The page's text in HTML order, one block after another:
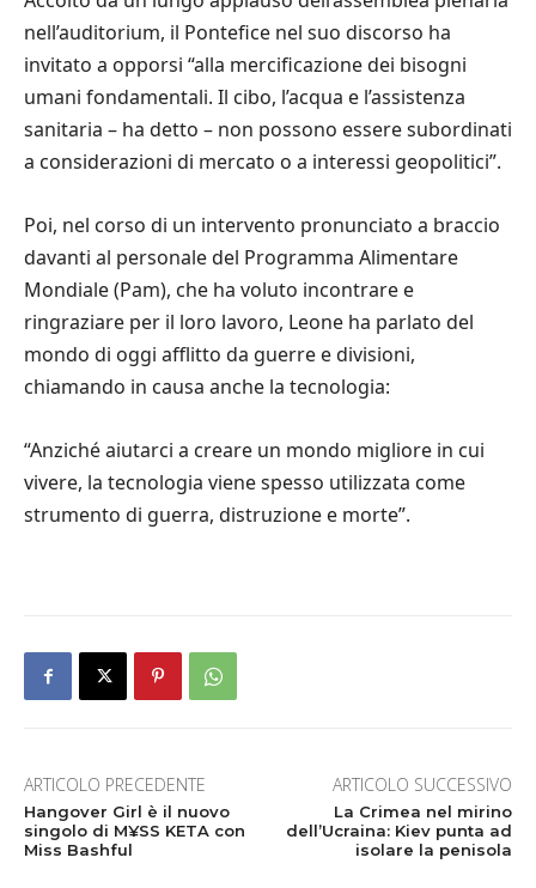
nell’auditorium, il Pontefice nel suo discorso ha
invitato a opporsi “alla mercificazione dei bisogni
umani fondamentali. Il cibo, l’acqua e l’assistenza
sanitaria – ha detto – non possono essere subordinati
a considerazioni di mercato o a interessi geopolitici”.
Poi, nel corso di un intervento pronunciato a braccio
davanti al personale del Programma Alimentare
Mondiale (Pam), che ha voluto incontrare e
ringraziare per il loro lavoro, Leone ha parlato del
mondo di oggi afflitto da guerre e divisioni,
chiamando in causa anche la tecnologia:
“Anziché aiutarci a creare un mondo migliore in cui
vivere, la tecnologia viene spesso utilizzata come
strumento di guerra, distruzione e morte”.
ARTICOLO PRECEDENTE
Hangover Girl è il nuovo
singolo di M¥SS KETA con
Miss Bashful
ARTICOLO SUCCESSIVO
La Crimea nel mirino
dell’Ucraina: Kiev punta ad
isolare la penisola